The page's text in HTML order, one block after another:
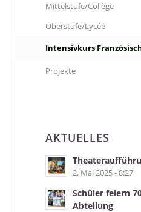
Mittelstufe/Collège
Oberstufe/Lycée
Intensivkurs
Projekte
AKTUELLES
2. Mai 2025 - 8:27
Schüler feiern
Abteilung